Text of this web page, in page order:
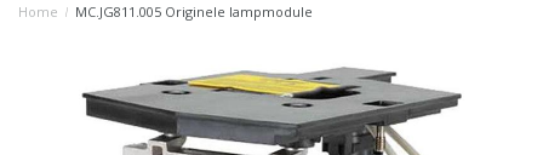
Home / MC.JG811.005 Originele lampmodule